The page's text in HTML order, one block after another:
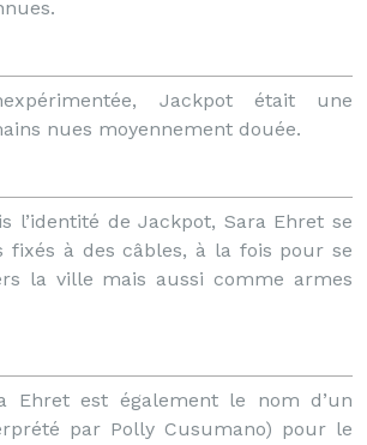
Jackpot était une
nues moyennement douée.
l’identité de Jackpot, Sara Ehret se
fixés à des câbles, à la fois pour se
la ville mais aussi comme armes
Ehret est également le nom d’un
par Polly Cusumano) pour le